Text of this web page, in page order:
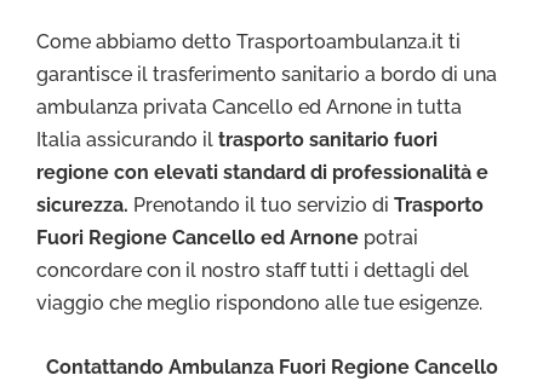
Come abbiamo detto Trasportoambulanza.it ti
garantisce il trasferimento sanitario a bordo di una
ambulanza privata Cancello ed Arnone in tutta
Italia assicurando il trasporto sanitario fuori
regione con elevati standard di professionalità e
sicurezza. Prenotando il tuo servizio di Trasporto
Fuori Regione Cancello ed Arnone potrai
concordare con il nostro staff tutti i dettagli del
viaggio che meglio rispondono alle tue esigenze.
Contattando Ambulanza Fuori Regione Cancello